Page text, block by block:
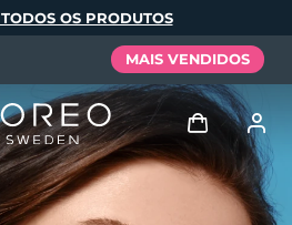
OS PRODUTOS
MAIS VENDIDOS
Entrar